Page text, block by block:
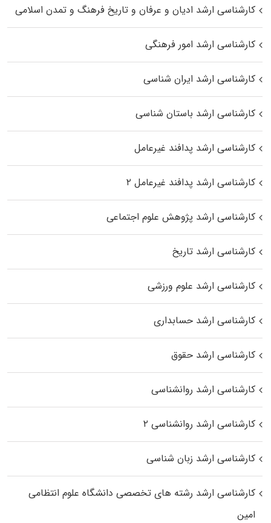
کارشناسی ارشد ادیان و عرفان و تاریخ فرهنگ و تمدن اسلامی
کارشناسی ارشد امور فرهنگی
کارشناسی ارشد ایران شناسی
کارشناسی ارشد باستان شناسی
کارشناسی ارشد پدافند غیرعامل
کارشناسی ارشد پدافند غیرعامل ۲
کارشناسی ارشد پژوهش علوم اجتماعی
کارشناسی ارشد تاریخ
کارشناسی ارشد علوم ورزشی
کارشناسی ارشد حسابداری
کارشناسی ارشد حقوق
کارشناسی ارشد روانشناسی
کارشناسی ارشد روانشناسی ۲
کارشناسی ارشد زبان شناسی
کارشناسی ارشد رﺷﺘﻪ ﻫﺎی تخصصی داﻧﺸﮕﺎه ﻋﻠﻮم انتظامی
اﻣﻴﻦ